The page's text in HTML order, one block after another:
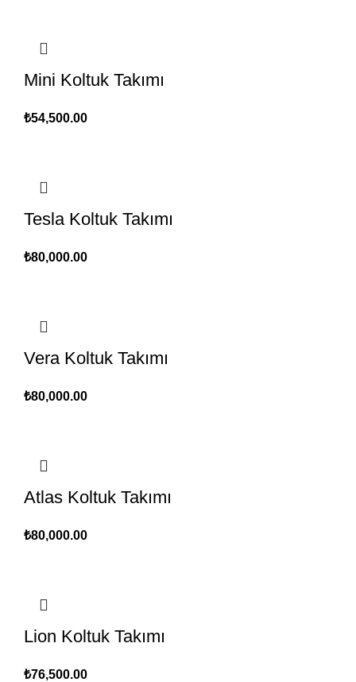
Mini Koltuk Takımı
₺54,500.00
Tesla Koltuk Takımı
₺80,000.00
Vera Koltuk Takımı
₺80,000.00
Atlas Koltuk Takımı
₺80,000.00
Lion Koltuk Takımı
₺76,500.00